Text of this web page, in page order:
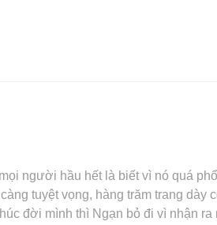
người hầu hết là biết vì nó quá
tuyệt vọng, hàng trăm trang
đời mình thì Ngạn bỏ đi vì nhận